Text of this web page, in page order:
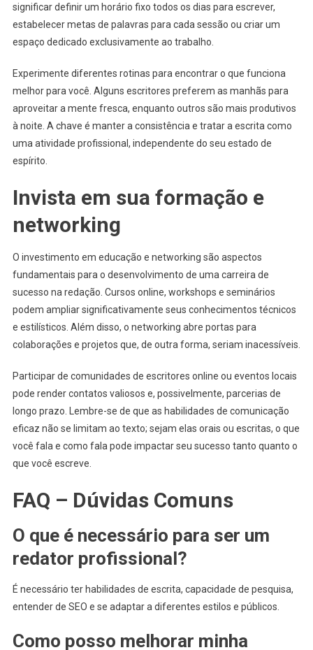
significar definir um horário fixo todos os dias para escrever,
estabelecer metas de palavras para cada sessão ou criar um
espaço dedicado exclusivamente ao trabalho.
Experimente diferentes rotinas para encontrar o que funciona
melhor para você. Alguns escritores preferem as manhãs para
aproveitar a mente fresca, enquanto outros são mais produtivos
à noite. A chave é manter a consistência e tratar a escrita como
uma atividade profissional, independente do seu estado de
espírito.
Invista em sua formação e
networking
O investimento em educação e networking são aspectos
fundamentais para o desenvolvimento de uma carreira de
sucesso na redação. Cursos online, workshops e seminários
podem ampliar significativamente seus conhecimentos técnicos
e estilísticos. Além disso, o networking abre portas para
colaborações e projetos que, de outra forma, seriam inacessíveis.
Participar de comunidades de escritores online ou eventos locais
pode render contatos valiosos e, possivelmente, parcerias de
longo prazo. Lembre-se de que as habilidades de comunicação
eficaz não se limitam ao texto; sejam elas orais ou escritas, o que
você fala e como fala pode impactar seu sucesso tanto quanto o
que você escreve.
FAQ – Dúvidas Comuns
O que é necessário para ser um
redator profissional?
É necessário ter habilidades de escrita, capacidade de pesquisa,
entender de SEO e se adaptar a diferentes estilos e públicos.
Como posso melhorar minha